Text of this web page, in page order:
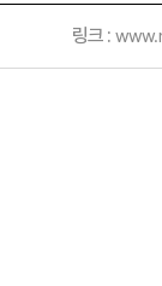
링크 :